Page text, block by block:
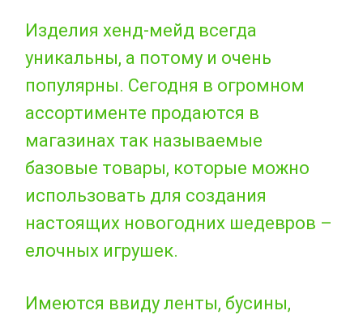
Изделия хенд-мейд всегда
уникальны, а потому и очень
популярны. Сегодня в огромном
ассортименте продаются в
магазинах так называемые
базовые товары, которые можно
использовать для создания
настоящих новогодних шедевров –
елочных игрушек.
Имеются ввиду ленты, бусины,